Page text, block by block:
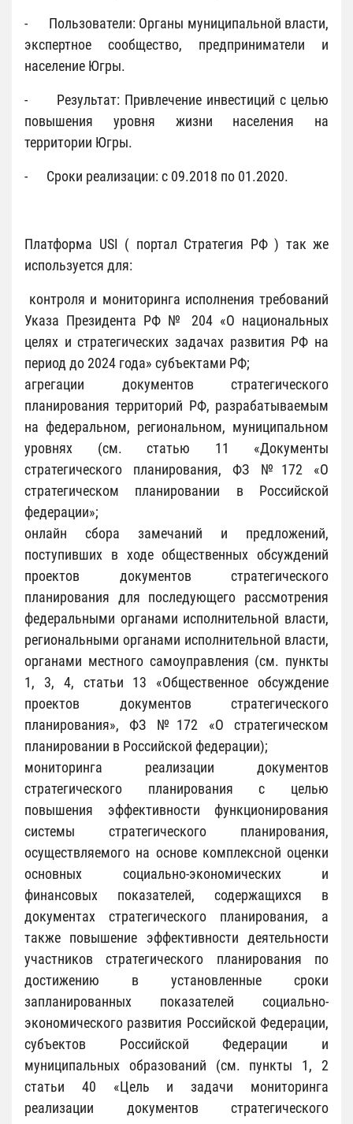
- Пользователи: Органы муниципальной власти,
экспертное сообщество, предприниматели и
население Югры.
- Результат: Привлечение инвестиций с целью
повышения уровня жизни населения на
территории Югры.
- Сроки реализации: с 09.2018 по 01.2020.
Платформа USI ( портал Стратегия РФ ) так же
используется для:
контроля и мониторинга исполнения требований
Указа Президента РФ № 204 «О национальных
целях и стратегических задачах развития РФ на
период до 2024 года» субъектами РФ;
агрегации документов стратегического
планирования территорий РФ, разрабатываемым
на федеральном, региональном, муниципальном
уровнях (см. статью 11 «Документы
стратегического планирования, ФЗ №172 «О
стратегическом планировании в Российской
федерации»;
онлайн сбора замечаний и предложений,
поступивших в ходе общественных обсуждений
проектов документов стратегического
планирования для последующего рассмотрения
федеральными органами исполнительной власти,
региональными органами исполнительной власти,
органами местного самоуправления (см. пункты
1, 3, 4, статьи 13 «Общественное обсуждение
проектов документов стратегического
планирования», ФЗ №172 «О стратегическом
планировании в Российской федерации);
мониторинга реализации документов
стратегического планирования с целью
повышения эффективности функционирования
системы стратегического планирования,
осуществляемого на основе комплексной оценки
основных социально-экономических и
финансовых показателей, содержащихся в
документах стратегического планирования, а
также повышение эффективности деятельности
участников стратегического планирования по
достижению в установленные сроки
запланированных показателей социально-
экономического развития Российской Федерации,
субъектов Российской Федерации и
муниципальных образований (см. пункты 1, 2
статьи 40 «Цель и задачи мониторинга
реализации документов стратегического